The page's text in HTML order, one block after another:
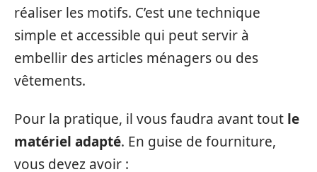
réaliser les motifs. C’est une technique
simple et accessible qui peut servir à
embellir des articles ménagers ou des
vêtements.
Pour la pratique, il vous faudra avant tout le
matériel adapté. En guise de fourniture,
vous devez avoir :